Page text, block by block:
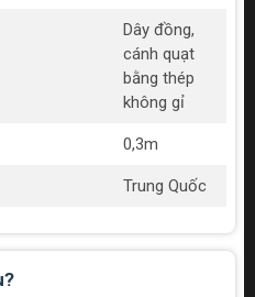
Dây đồng,
cánh quạt
bằng thép
không gỉ
0,3m
Trung Quốc